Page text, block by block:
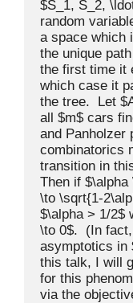
$S_1, S_2,
random
a space which
the unique
the first time it
which case it
the tree.  Let
all $m$ cars
and Panholzer
combinatorics
transition in
Then if
\to \sqrt{1-
$\alpha > 1/2$
\to 0$.  (In
asymptotics in
this talk, I will
for this
via the